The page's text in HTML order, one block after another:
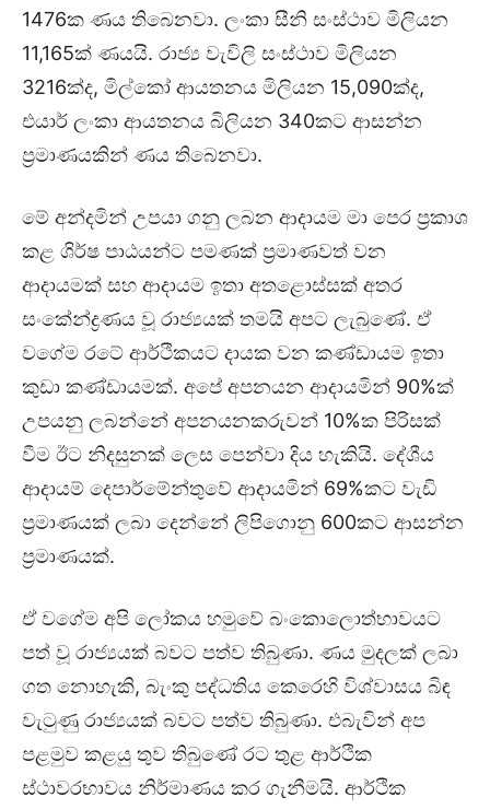
1476ක ණය තිබෙනවා. ලංකා සීනි සංස්ථාව මිලියන
11,165ක් ණයයි. රාජ්‍ය වැවිලි සංස්ථාව මිලියන
3216ක්ද, මිල්කෝ ආයතනය මිලියන 15,090ක්ද,
එයාර් ලංකා ආයතනය බිලියන 340කට ආසන්න
ප්‍රමාණයකින් ණය තිබෙනවා.
මේ අන්දමින් උපයා ගනු ලබන ආදායම මා පෙර ප්‍රකාශ
කළ ශිර්ෂ පාඨයන්ට පමණක් ප්‍රමාණවත් වන
ආදායමක් සහ ආදායම ඉතා අතළොස්සක් අතර
සංකේන්ද්‍රණය වූ රාජ්‍යයක් තමයි අපට ලැබුණේ. ඒ
වගේම රටේ ආර්ථිකයට දායක වන කණ්ඩායම ඉතා
කුඩා කණ්ඩායමක්. අපේ අපනයන ආදායමින් 90%ක්
උපයනු ලබන්නේ අපනයනකරුවන් 10%ක පිරිසක්
වීම ඊට නිදසුනක් ලෙස පෙන්වා දිය හැකියි. දේශීය
ආදායම් දෙපාර්මේන්තුවේ ආදායමින් 69%කට වැඩි
ප්‍රමාණයක් ලබා දෙන්නේ ලිපිගොනු 600කට ආසන්න
ප්‍රමාණයක්.
ඒ වගේම අපි ලෝකය හමුවේ බංකොලොත්භාවයට
පත් වූ රාජ්‍යයක් බවට පත්ව තිබුණා. ණය මුදලක් ලබා
ගත නොහැකි, බැංකු පද්ධතිය කෙරෙහි විශ්වාසය බිඳ
වැටුණු රාජ්‍යයක් බවට පත්ව තිබුණා. එබැවින් අප
පළමුව කළයු තුව තිබුණේ රට තුළ ආර්ථික
ස්ථාවරභාවය නිර්මාණය කර ගැනීමයි. ආර්ථික